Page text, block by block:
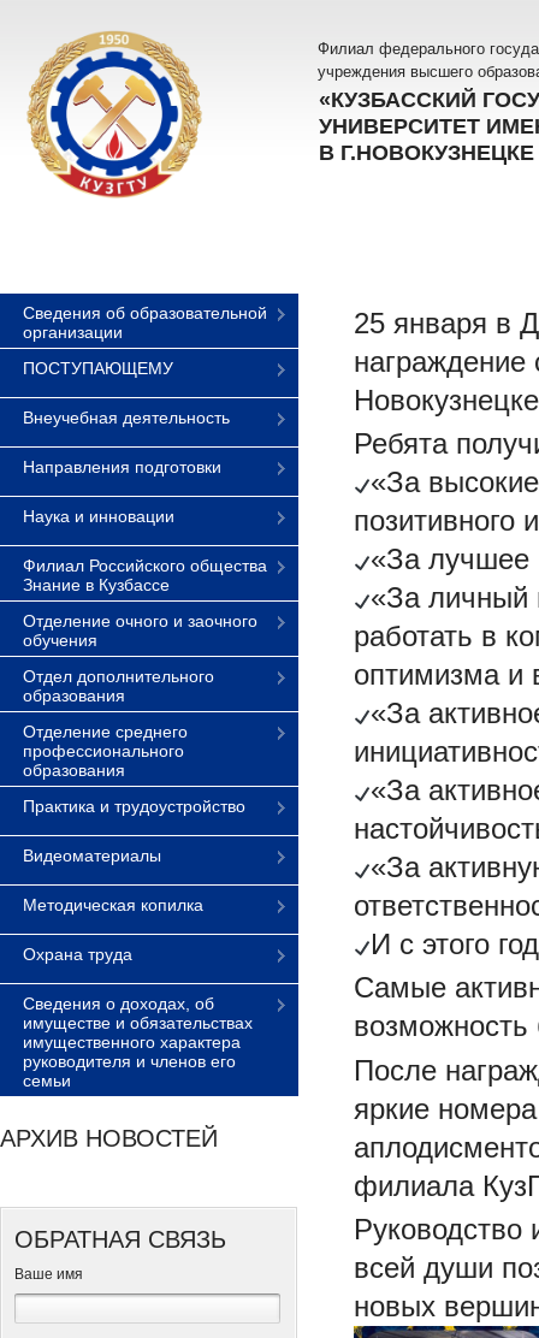
Филиал федерального
учреждения высшего
«КУЗБАССКИЙ
УНИВЕРСИТЕТ
В Г.НОВОКУЗНЕЦКЕ
Сведения об образовательной
организации
ПОСТУПАЮЩЕМУ
Внеучебная деятельность
Направления подготовки
Наука и инновации
Филиал Российского общества
Знание в Кузбассе
Отделение очного и заочного
обучения
Отдел дополнительного
образования
Отделение среднего
профессионального
образования
Практика и трудоустройство
Видеоматериалы
Методическая копилка
Охрана труда
Сведения о доходах, об
имуществе и обязательствах
имущественного характера
руководителя и членов его
семьи
АРХИВ НОВОСТЕЙ
ОБРАТНАЯ СВЯЗЬ
Ваше имя
25 января в
награждение
Новокузнецке
Ребята
«За
позитивного
«За лучшее
«За личный
работать в
оптимизма и
«За
«За
«За
И с этого
Самые
возможность
После
яркие
филиала
Руководство
всей души
новых